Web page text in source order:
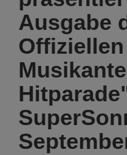
Ausgabe